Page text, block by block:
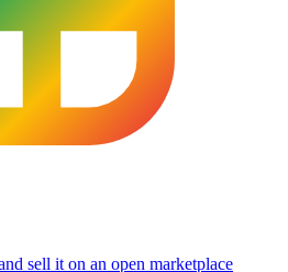
sell it on an open marketplace